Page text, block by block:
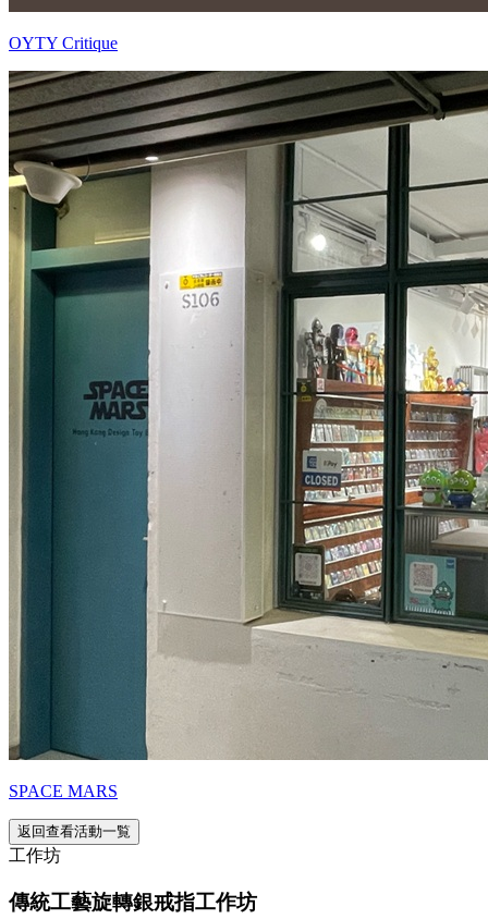
OYTY Critique
SPACE MARS
返回查看活動一覧
工作坊
傳統工藝旋轉銀戒指工作坊